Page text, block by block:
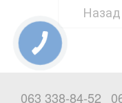
Назад
063 338-84-52